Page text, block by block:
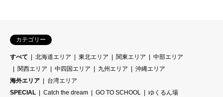
カテゴリー
すべて 北海道エリア 東北エリア 関東エリア
中部エリア
関西エリア
中四国エリア 九州エリア
沖縄エリア
海外エリア
台湾エリア
SPECIAL
Catch the dream GO TO SCHOOL
ゆくるん場